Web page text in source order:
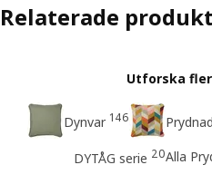
Relaterade
Utforska
Dynvar 146
DYTÅG serie 20Alla